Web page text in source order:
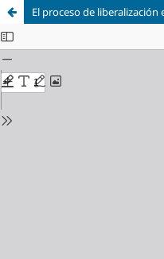
El proceso de